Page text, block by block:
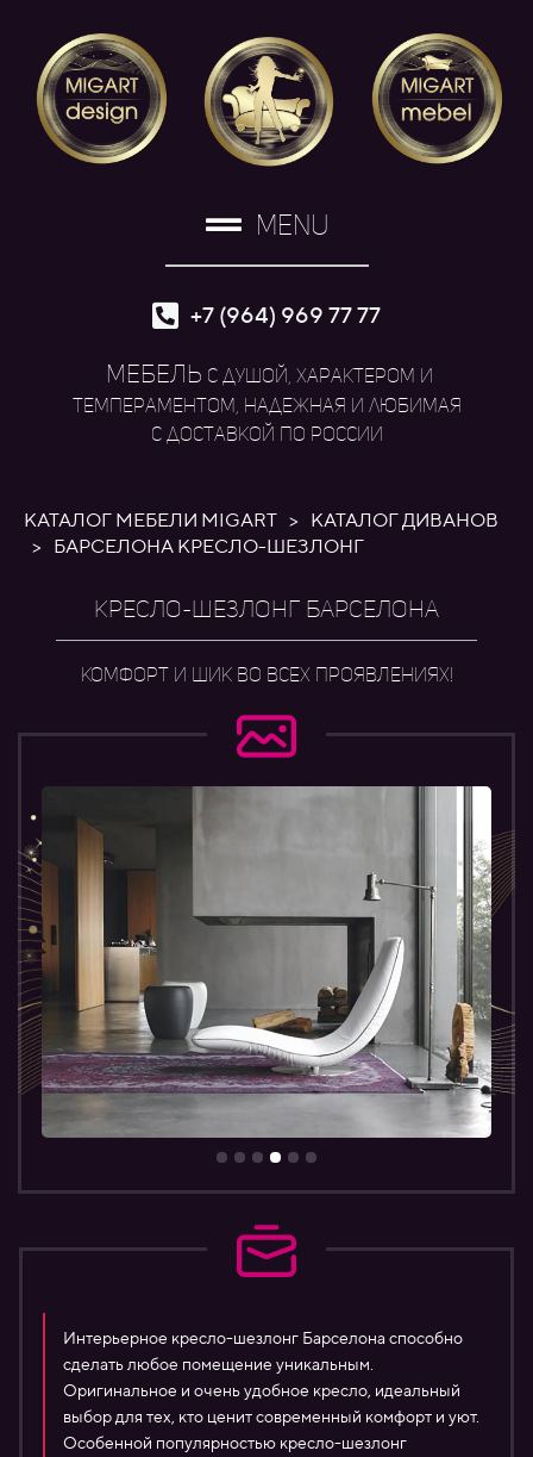
MENU
+7 (964) 969 77 77
МЕБЕЛЬ с душой, характером и
темпераментом, надежная и любимая
с доставкой по России
КАТАЛОГ МЕБЕЛИ MIGART >
КАТАЛОГ ДИВАНОВ
>
БАРСЕЛОНА КРЕСЛО-ШЕЗЛОНГ
КРЕСЛО-ШЕЗЛОНГ БАРСЕЛОНА
КОМФОРТ И ШИК ВО ВСЕХ ПРОЯВЛЕНИЯХ!
Интерьерное кресло-шезлонг Барселона способно
сделать любое помещение уникальным.
Оригинальное и очень удобное кресло, идеальный
выбор для тех, кто ценит современный комфорт и уют.
Особенной популярностью кресло-шезлонг